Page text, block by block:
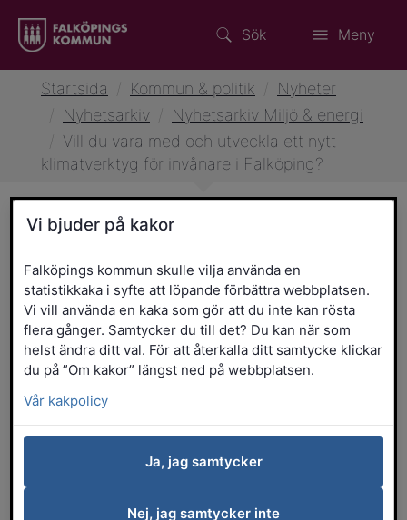
Sök Meny
Startsida Kommun & politik
Nyheter
Nyhetsarkiv
Nyhetsarkiv Miljö & energi
Vill du vara med och utveckla ett nytt
klimatverktyg för invånare i Falköping?
24 mars 2026 klockan 13:03 Miljö, klimat & energi
Vill du vara med och utveckla
ett nytt klimatverktyg för
invånare i Falköping?
Nu söker Falköpings kommun testpersoner
till UTurn – ett nytt digitalt klimatverktyg
som hjälper invånare att utforska och testa
hållbara vanor i vardagen.
Vi bjuder på kakor
Falköpings kommun skulle vilja använda en
statistikkaka i syfte att löpande förbättra webbplatsen.
Vi vill använda en kaka som gör att du inte kan rösta
flera gånger. Samtycker du till det? Du kan när som
helst ändra ditt val. För att återkalla ditt samtycke klickar
du på ”Om kakor” längst ned på webbplatsen.
Vår kakpolicy
Ja, jag samtycker
Nej, jag samtycker inte